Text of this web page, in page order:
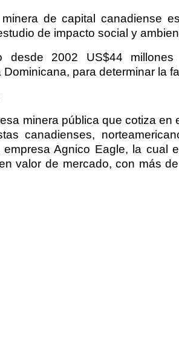
de capital canadiense
de impacto social y
desde 2002 US$44
para determinar la
minera pública que cotiza en
canadienses,
empresa Agnico Eagle, la cual
valor de mercado, con más